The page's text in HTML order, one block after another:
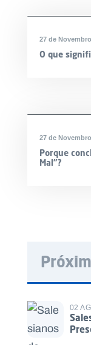
27 de
O que
27 de
Porque
Mal”?
02